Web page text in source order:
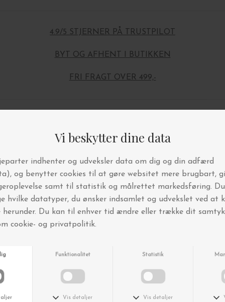
4.9/5 STJERNER PÅ TRUSTPILOT
BYT OG AFHENT I BUTIKKEN
FRI FRAGT OVER 499,-
Andre købte også